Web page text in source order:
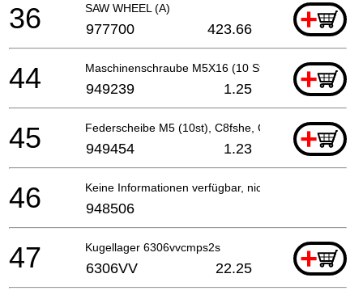
SAW WHEEL (A) +
36 977700 423.66
Maschinenschraube M5X16 (10 Stücke) +
44 949239 1.25
Federscheibe M5 (10st), C8fshe, C8fse +
45 949454 1.23
Keine Informationen verfügbar, nicht bestellbar
46 948506
Kugellager 6306vvcmps2s +
47 6306VV 22.25